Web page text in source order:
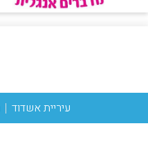
עיריית אשדוד